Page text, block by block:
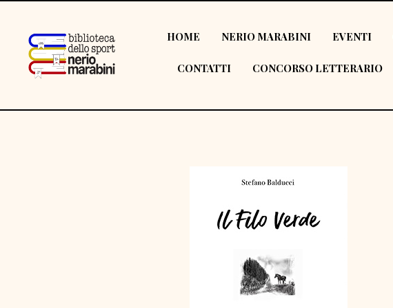
HOME NERIO MARABINI EVENTI
CONTATTI CONCORSO LETTERARIO